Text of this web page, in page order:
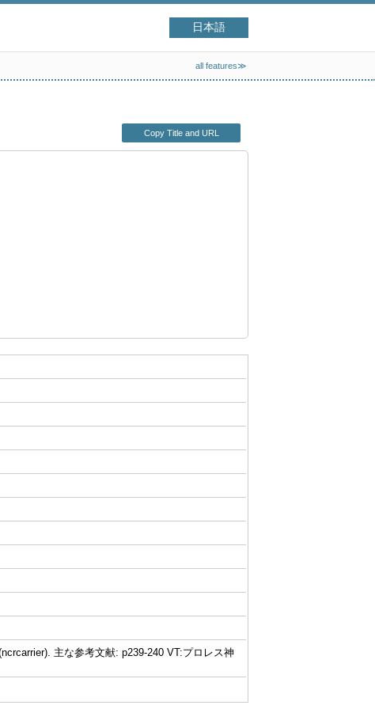
日本語
all features≫
Copy Title and URL
主な参考文献: p239-240 VT:プロレス神